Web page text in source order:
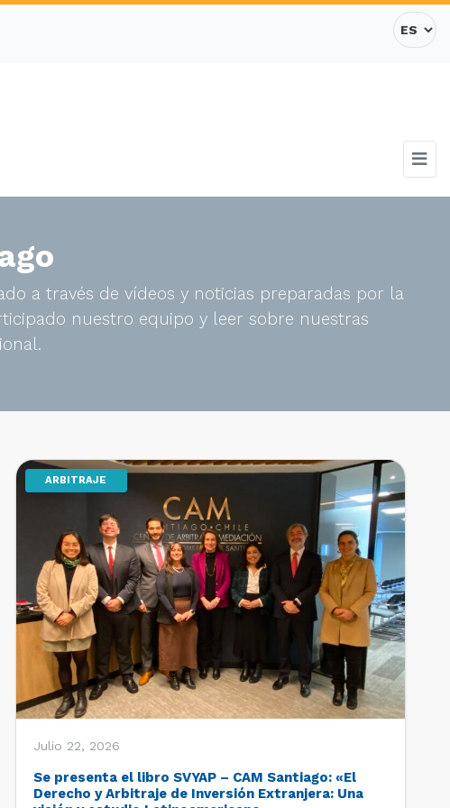
a través de vídeos y noticias preparadas por la
nuestro equipo y leer sobre nuestras
ARBITRAJE
Julio 22, 2026
Se presenta el libro SVYAP – CAM Santiago: «El
Derecho y Arbitraje de Inversión Extranjera: Una